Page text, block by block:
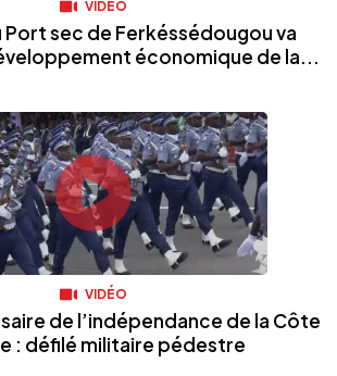
VIDÉO
sec de Ferkéssédougou va
économique de la...
VIDÉO
de l’indépendance de la Côte
: défilé militaire pédestre